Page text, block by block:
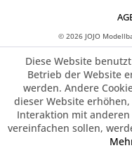
© 2026 JOJO
Diese Website
Betrieb der Website
werden. Andere
dieser Website
Interaktion mit
vereinfachen sollen,